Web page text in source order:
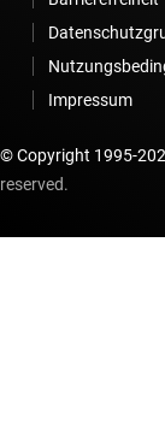
Impressum
© Copyright 1995-
reserved.